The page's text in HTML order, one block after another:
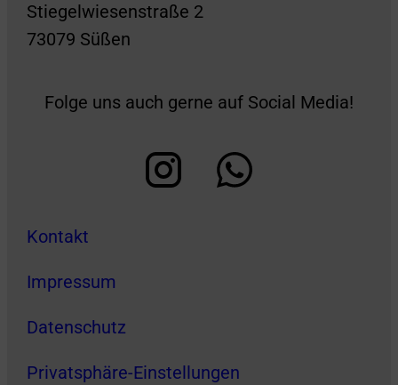
Stiegelwiesenstraße 2
73079 Süßen
Folge uns auch gerne auf Social Media!
Kontakt
Impressum
Datenschutz
Privatsphäre-Einstellungen